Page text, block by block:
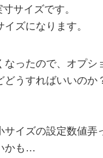
サイズです。
ズになります。
ったので、オプシ
どうすればいいの
イズの設定数値弄
かも…